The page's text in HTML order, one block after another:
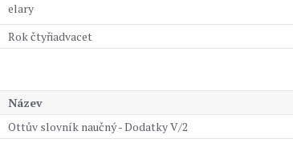
elary
Rok čtyřiadvacet
Název
Ottův slovník naučný - Dodatky V/2